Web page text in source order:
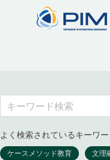
よく検索されているキーワ